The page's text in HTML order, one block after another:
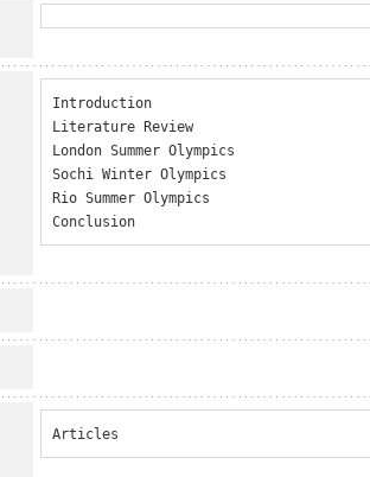
Introduction
Literature Review
London Summer Olympics
Sochi Winter Olympics
Rio Summer Olympics
Conclusion
Articles